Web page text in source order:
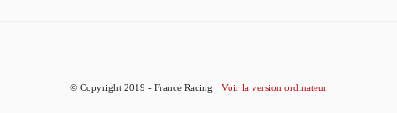
© Copyright 2019 - France Racing Voir la version ordinateur